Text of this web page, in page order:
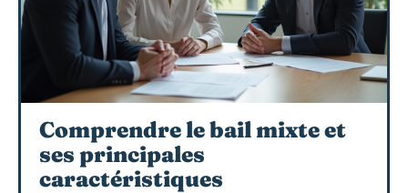
Comprendre le bail mixte et
ses principales
caractéristiques